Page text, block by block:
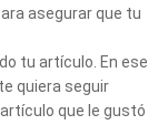
asegurar que tu
tu artículo. En ese
quiera seguir
que le gustó